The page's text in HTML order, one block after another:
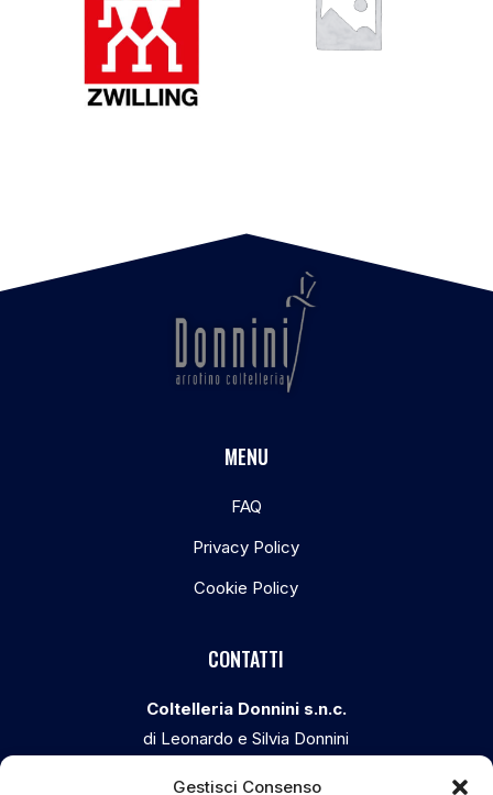
Gestisci Consenso
MENU
FAQ
Privacy Policy
Cookie Policy
CONTATTI
Coltelleria Donnini s.n.c.
di Leonardo e Silvia Donnini
Via Giovanni Lanza, 70 – 50136 FIRENZE